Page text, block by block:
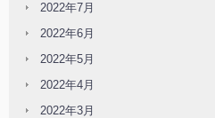
2022年7月
2022年6月
2022年5月
2022年4月
2022年3月